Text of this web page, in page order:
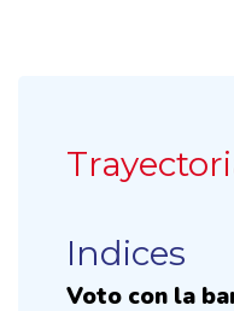
Indices
Voto con la